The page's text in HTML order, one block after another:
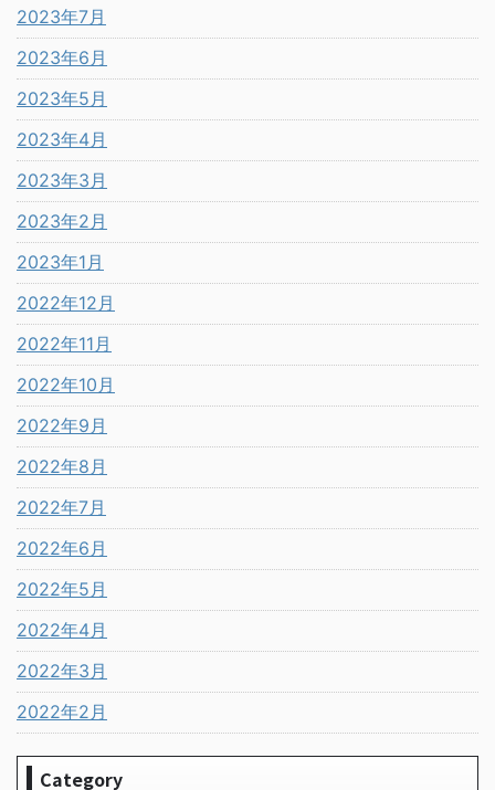
2023年7月
2023年6月
2023年5月
2023年4月
2023年3月
2023年2月
2023年1月
2022年12月
2022年11月
2022年10月
2022年9月
2022年8月
2022年7月
2022年6月
2022年5月
2022年4月
2022年3月
2022年2月
Category